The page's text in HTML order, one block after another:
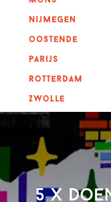
nijmegen
oostende
parijs
rotterdam
Zwolle
5 x